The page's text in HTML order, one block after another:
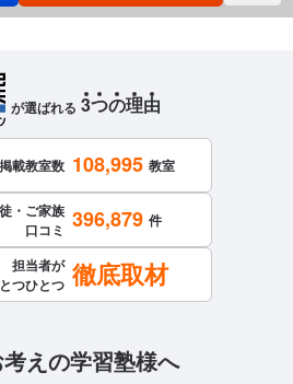
が選ばれる 3つの理由
掲載教室数 108,995 教室
・ご家族
口コミ 396,879 件
担当者が
つひとつ 徹底取材
えの学習塾様へ